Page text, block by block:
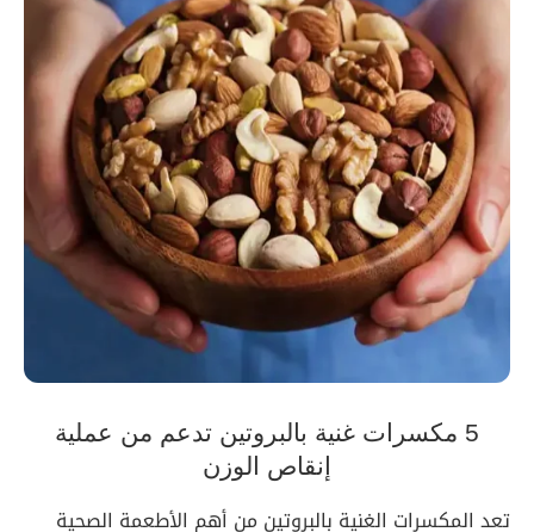
5 مكسرات غنية بالبروتين تدعم من عملية
إنقاص الوزن
تعد المكسرات الغنية بالبروتين من أهم الأطعمة الصحية